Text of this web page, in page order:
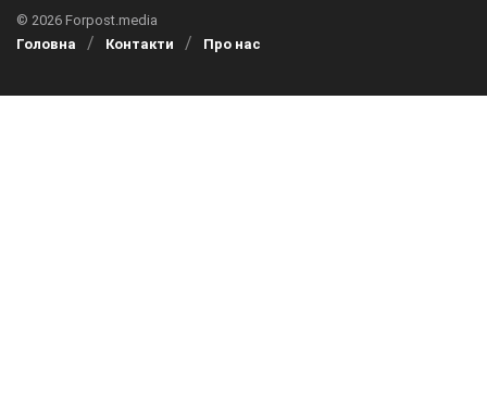
© 2026 Forpost.media
Головна
Контакти Про нас